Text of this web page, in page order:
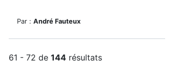
Par : André Fauteux
61 - 72 de 144 résultats